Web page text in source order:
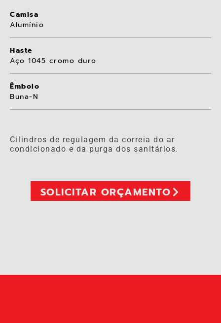
Camisa
Alumínio
Haste
Aço 1045 cromo duro
Êmbolo
Buna-N
Cilindros de regulagem da correia do ar
condicionado e da purga dos sanitários.
SOLICITAR ORÇAMENTO